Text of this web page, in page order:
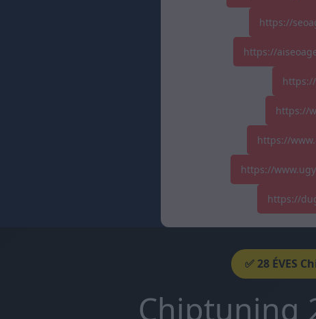
https://
https://
https://
https://
https://
https://
✅ 28 ÉVES
Chiptuning